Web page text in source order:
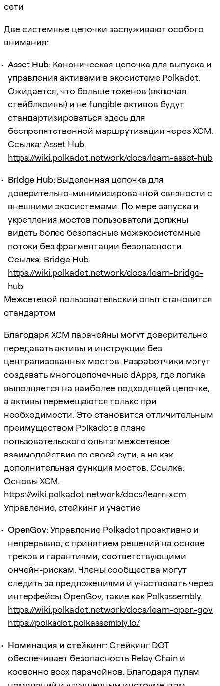
сети
Две системные цепочки заслуживают особого
внимания:
Asset Hub: Каноническая цепочка для выпуска и
управления активами в экосистеме Polkadot.
Ожидается, что больше токенов (включая
стейблкоины) и не fungible активов будут
стандартизироваться здесь для
беспрепятственной маршрутизации через XCM.
Ссылка: Asset Hub.
https://wiki.polkadot.network/docs/learn-asset-hub
Bridge Hub: Выделенная цепочка для
доверительно-минимизированной связности с
внешними экосистемами. По мере запуска и
укрепления мостов пользователи должны
видеть более безопасные межэкосистемные
потоки без фрагментации безопасности.
Ссылка: Bridge Hub.
https://wiki.polkadot.network/docs/learn-bridge-
hub
Межсетевой пользовательский опыт становится
стандартом
Благодаря XCM парачейны могут доверительно
передавать активы и инструкции без
централизованных мостов. Разработчики могут
создавать многоцепочечные dApps, где логика
выполняется на наиболее подходящей цепочке,
а активы перемещаются только при
необходимости. Это становится отличительным
преимуществом Polkadot в плане
пользовательского опыта: межсетевое
взаимодействие по своей сути, а не как
дополнительная функция мостов. Ссылка:
Основы XCM.
https://wiki.polkadot.network/docs/learn-xcm
Управление, стейкинг и участие
OpenGov: Управление Polkadot проактивно и
непрерывно, с принятием решений на основе
треков и гарантиями, соответствующими
ончейн-рискам. Члены сообщества могут
следить за предложениями и участвовать через
интерфейсы OpenGov, такие как Polkassembly.
https://wiki.polkadot.network/docs/learn-open-gov
https://polkadot.polkassembly.io/
Номинация и стейкинг: Стейкинг DOT
обеспечивает безопасность Relay Chain и
косвенно всех парачейнов. Благодаря пулам